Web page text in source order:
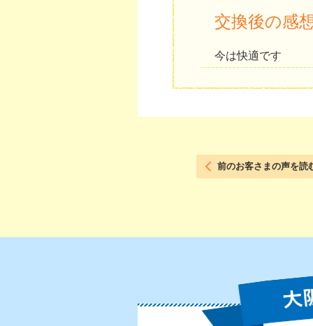
交換後の感
今は快適です
前のお客さまの声を読